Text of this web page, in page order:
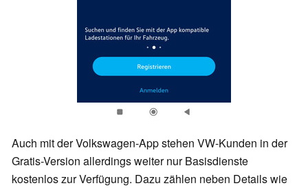
Auch mit der Volkswagen-App stehen VW-Kunden in der
Gratis-Version allerdings weiter nur Basisdienste
kostenlos zur Verfügung. Dazu zählen neben Details wie